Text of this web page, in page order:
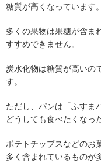
糖質が高くなっています。
多くの果物は果糖が含ま
すすめできません。
炭水化物は糖質が高いの
す。
ただし、パンは「ふすま
どうしても食べたくなっ
ポテトチップスなどのお
多く含まれているものが